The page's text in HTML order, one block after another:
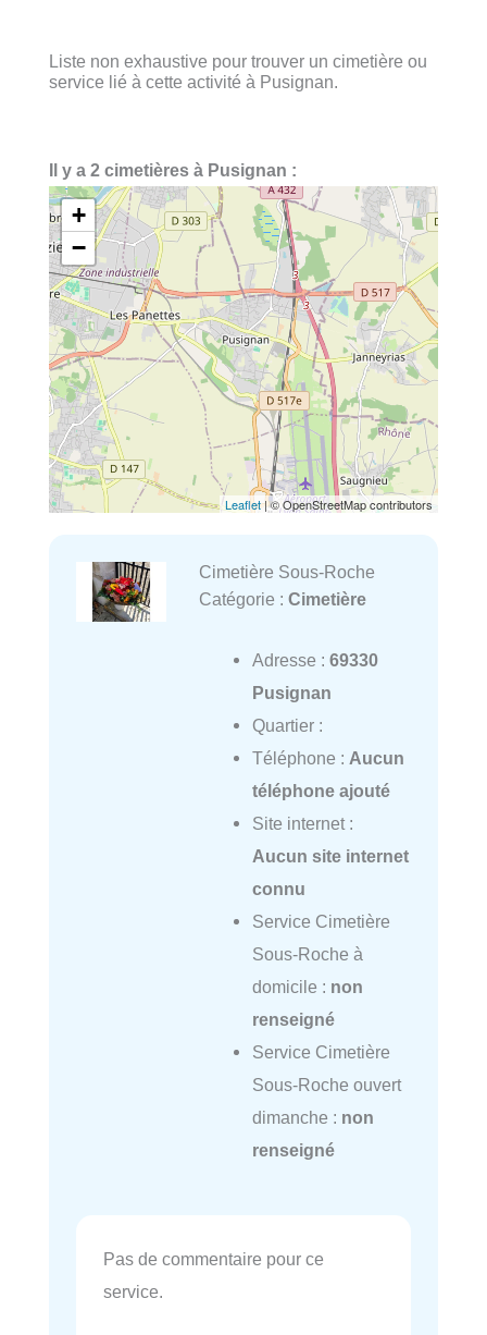
Liste non exhaustive pour trouver un cimetière ou
service lié à cette activité à Pusignan.
Il y a 2 cimetières à Pusignan :
+
−
Leaflet| © OpenStreetMap contributors
Cimetière Sous-Roche
Catégorie : Cimetière
Adresse : 69330
Pusignan
Quartier :
Téléphone : Aucun
téléphone ajouté
Site internet :
Aucun site internet
connu
Service Cimetière
Sous-Roche à
domicile : non
renseigné
Service Cimetière
Sous-Roche ouvert
dimanche : non
renseigné
Pas de commentaire pour ce
service.